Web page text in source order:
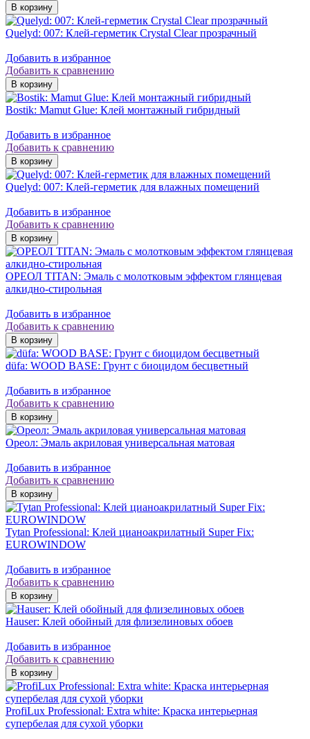
Quelyd: 007: Клей-герметик Crystal Clear прозрачный
Добавить в избранное
Добавить к сравнению
Bostik: Mamut Glue: Клей монтажный гибридный
Добавить в избранное
Добавить к сравнению
Quelyd: 007: Клей-герметик для влажных помещений
Добавить в избранное
Добавить к сравнению
ОРЕОЛ TITAN: Эмаль с молотковым эффектом глянцевая
алкидно-стирольная
Добавить в избранное
Добавить к сравнению
düfa: WOOD BASE: Грунт с биоцидом бесцветный
Добавить в избранное
Добавить к сравнению
Ореол: Эмаль акриловая универсальная матовая
Добавить в избранное
Добавить к сравнению
Tytan Professional: Клей цианоакрилатный Super Fix:
EUROWINDOW
Добавить в избранное
Добавить к сравнению
Hauser: Клей обойный для флизелиновых обоев
Добавить в избранное
Добавить к сравнению
ProfiLux Professional: Extra white: Краска интерьерная
супербелая для сухой уборки